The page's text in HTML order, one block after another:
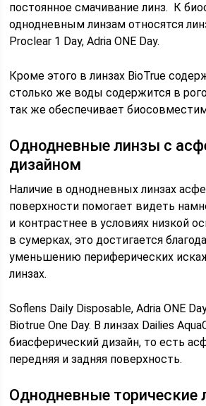
постоянное смачивание линз. К
однодневным линзам относятся
Proclear 1 Day, Adria ONE Day.
Кроме этого в линзах BioTrue
столько же воды содержится в
так же обеспечивает
Однодневные линзы с
дизайном
Наличие в однодневных линзах
поверхности помогает видеть
и контрастнее в условиях низкой
в сумерках, это достигается
уменьшению периферических
линзах.
Soflens Daily Disposable, Adria ONE
Biotrue One Day. В линзах Dailies
биасферический дизайн, то есть
передняя и задняя поверхность.
Однодневные торические